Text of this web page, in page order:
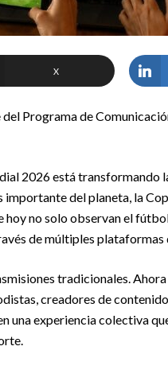
X
del Programa de
2026 está transformando
del planeta, la
hoy no solo observan el
de múltiples plataformas
tradicionales.
creadores de
una experiencia colectiva